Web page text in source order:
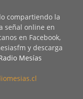
compartiendo la
señal online en
en Facebook,
y descarga
Mesías